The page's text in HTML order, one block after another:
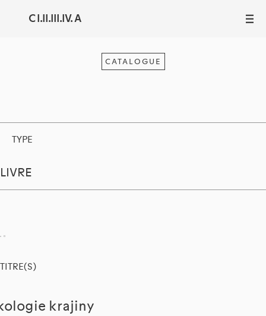
C I.II.III.IV. A III
CATALOGUE
TYPE
LIVRE
TITRE(S)
krajiny